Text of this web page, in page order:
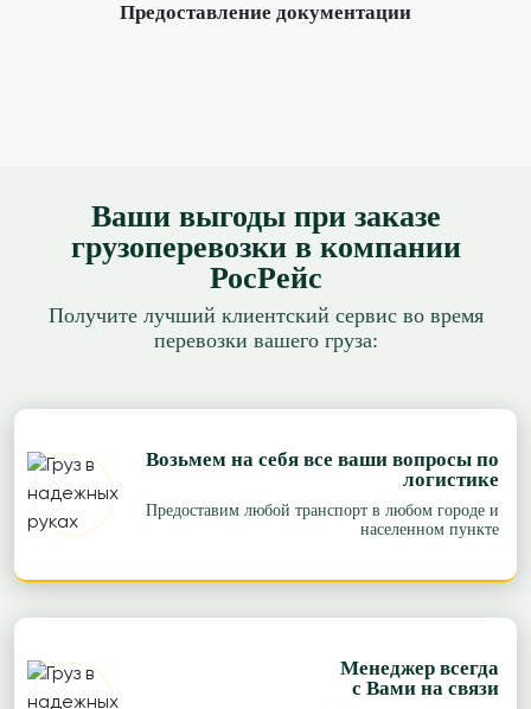
Предоставление документации
Ваши выгоды при заказе
грузоперевозки в компании
РосРейс
Получите лучший клиентский сервис во время
перевозки вашего груза:
Возьмем на себя все ваши вопросы по
логистике
Предоставим любой транспорт в любом городе и
населенном пункте
Менеджер всегда
с Вами на связи